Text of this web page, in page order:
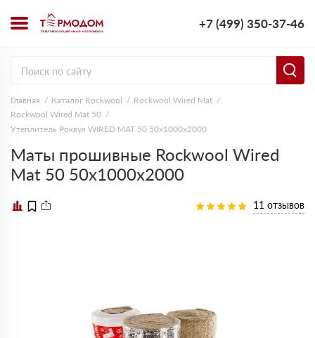
+7 (499) 350-37-46
Главная Каталог Rockwool
Rockwool Wired Mat
Rockwool Wired Mat 50
Утеплитель Роквул WIRED MAT 50 50х1000х2000
Маты прошивные Rockwool Wired
Mat 50 50х1000х2000
11 отзывов